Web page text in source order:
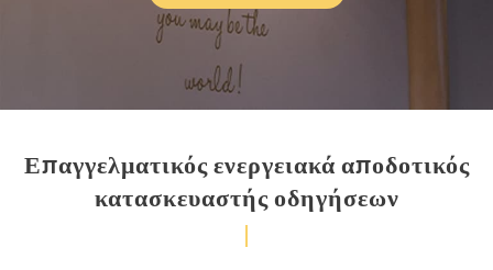
Επαγγελματικός ενεργειακά αποδοτικός
κατασκευαστής οδηγήσεων